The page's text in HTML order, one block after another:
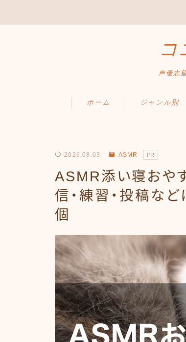
コ
声優志
ホーム ジャンル別
2026.08.03 ASMR PR
ASMR添い寝おや
信・練習・投稿な
個